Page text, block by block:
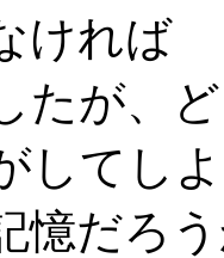
ければ
たが、
してし
憶だろ